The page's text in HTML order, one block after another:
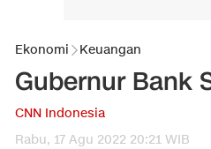
Ekonomi Keuangan
Gubernur Bank
CNN Indonesia
Rabu, 17 Agu 2022 20:21 WIB